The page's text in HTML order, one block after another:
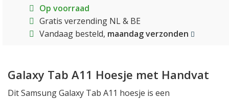
Op voorraad
Gratis verzending NL & BE
Vandaag besteld, maandag verzonden
Galaxy Tab A11 Hoesje met Handvat
Dit Samsung Galaxy Tab A11 hoesje is een